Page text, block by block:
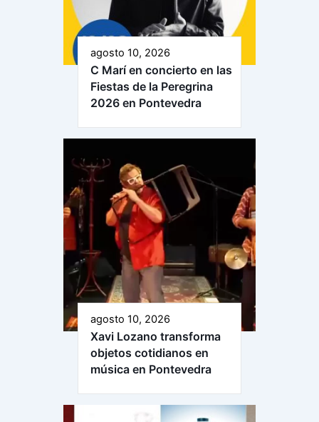
agosto 10, 2026
C Marí en concierto en las
Fiestas de la Peregrina
2026 en Pontevedra
agosto 10, 2026
Xavi Lozano transforma
objetos cotidianos en
música en Pontevedra